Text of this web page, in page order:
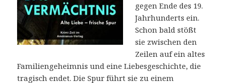
gegen Ende des 19.
Jahrhunderts ein.
Schon bald stößt
sie zwischen den
Zeilen auf ein altes
Familiengeheimnis und eine Liebesgeschichte, die
tragisch endet. Die Spur führt sie zu einem